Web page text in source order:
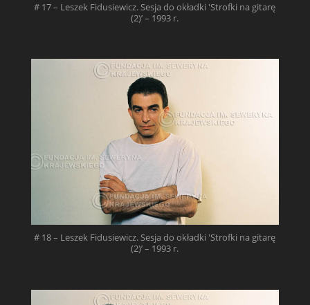
# 17 – Leszek Fidusiewicz. Sesja do okładki 'Strofki na gitarę
(2)’ – 1993 r.
# 18 – Leszek Fidusiewicz. Sesja do okładki 'Strofki na gitarę
(2)’ – 1993 r.